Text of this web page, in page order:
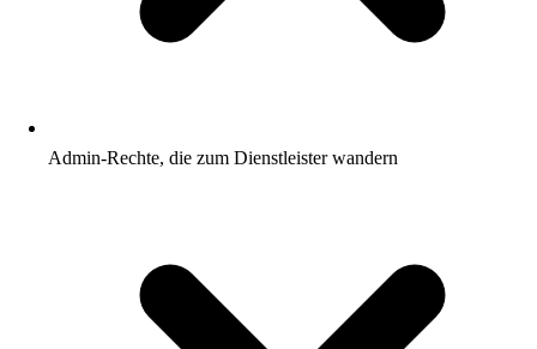
Admin-Rechte, die zum Dienstleister wandern